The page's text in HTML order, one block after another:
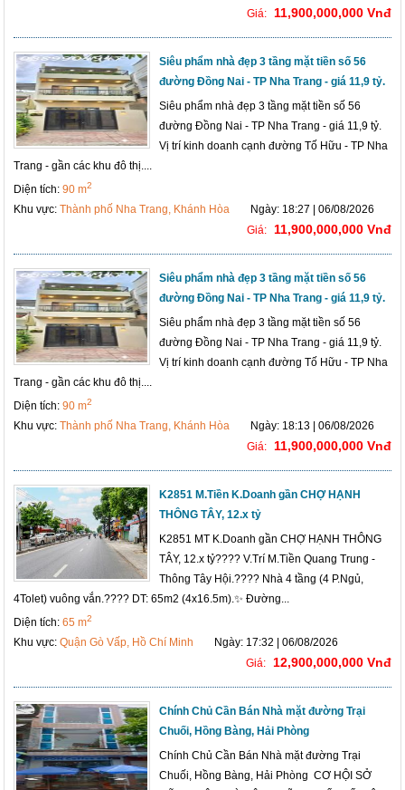
Giá:
11,900,000,000 Vnđ
Siêu phẩm nhà đẹp 3 tầng mặt tiền số 56
đường Đồng Nai - TP Nha Trang - giá 11,9 tỷ.
Siêu phẩm nhà đẹp 3 tầng mặt tiền số 56
đường Đồng Nai - TP Nha Trang - giá 11,9 tỷ.
Vị trí kinh doanh cạnh đường Tố Hữu - TP Nha
Trang - gần các khu đô thị....
Diện tích:90 m2
Khu vực:Thành phố Nha Trang, Khánh Hòa
Ngày: 18:27 | 06/08/2026
Giá:
11,900,000,000 Vnđ
Siêu phẩm nhà đẹp 3 tầng mặt tiền số 56
đường Đồng Nai - TP Nha Trang - giá 11,9 tỷ.
Siêu phẩm nhà đẹp 3 tầng mặt tiền số 56
đường Đồng Nai - TP Nha Trang - giá 11,9 tỷ.
Vị trí kinh doanh cạnh đường Tố Hữu - TP Nha
Trang - gần các khu đô thị....
Diện tích:90 m2
Khu vực:Thành phố Nha Trang, Khánh Hòa
Ngày: 18:13 | 06/08/2026
Giá:
11,900,000,000 Vnđ
K2851 M.Tiền K.Doanh gần CHỢ HẠNH
THÔNG TÂY, 12.x tỷ
K2851 MT K.Doanh gần CHỢ HẠNH THÔNG
TÂY, 12.x tỷ???? V.Trí M.Tiền Quang Trung -
Thông Tây Hội.????️ Nhà 4 tầng (4 P.Ngủ,
4Tolet) vuông vắn.???? DT: 65m2 (4x16.5m).✨ Đường...
Diện tích:65 m2
Khu vực:Quận Gò Vấp, Hồ Chí Minh
Ngày: 17:32 | 06/08/2026
Giá:
12,900,000,000 Vnđ
Chính Chủ Cần Bán Nhà mặt đường Trại
Chuối, Hồng Bàng, Hải Phòng
Chính Chủ Cần Bán Nhà mặt đường Trại
Chuối, Hồng Bàng, Hải Phòng CƠ HỘI SỞ